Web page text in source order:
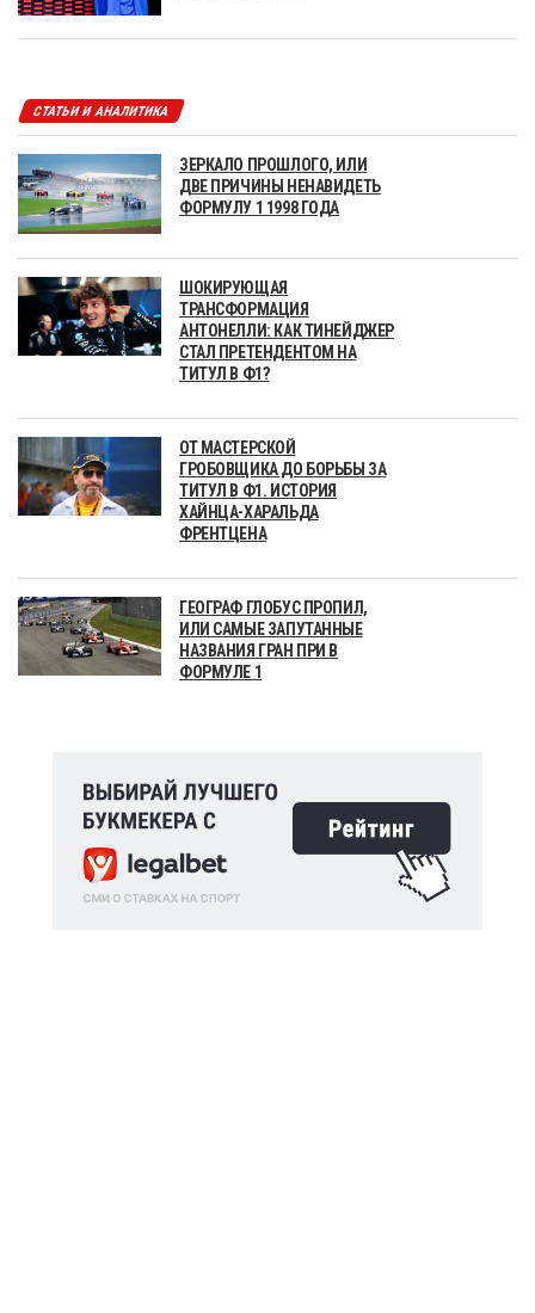
СТАТЬИ И АНАЛИТИКА
ЗЕРКАЛО ПРОШЛОГО, ИЛИ
ДВЕ ПРИЧИНЫ НЕНАВИДЕТЬ
ФОРМУЛУ 1 1998 ГОДА
ШОКИРУЮЩАЯ
ТРАНСФОРМАЦИЯ
АНТОНЕЛЛИ: КАК ТИНЕЙДЖЕР
СТАЛ ПРЕТЕНДЕНТОМ НА
ТИТУЛ В Ф1?
ОТ МАСТЕРСКОЙ
ГРОБОВЩИКА ДО БОРЬБЫ ЗА
ТИТУЛ В Ф1. ИСТОРИЯ
ХАЙНЦА-ХАРАЛЬДА
ФРЕНТЦЕНА
ГЕОГРАФ ГЛОБУС ПРОПИЛ,
ИЛИ САМЫЕ ЗАПУТАННЫЕ
НАЗВАНИЯ ГРАН ПРИ В
ФОРМУЛЕ 1